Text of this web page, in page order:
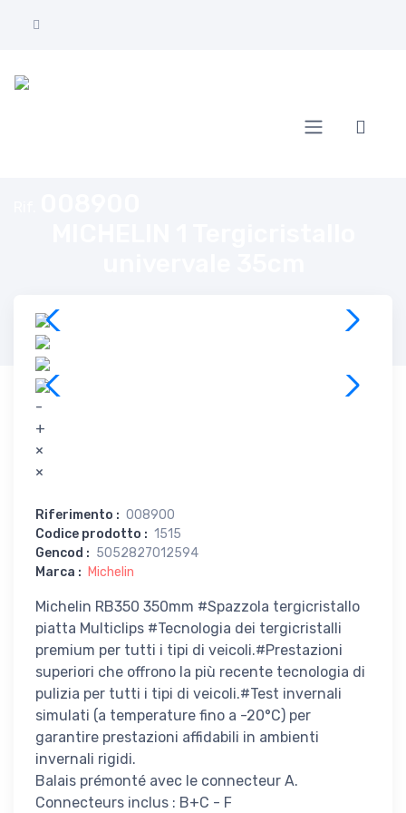
-
+
×
×
Riferimento : 008900
Codice prodotto : 1515
Gencod : 5052827012594
Marca : Michelin
Michelin RB350 350mm #Spazzola tergicristallo
piatta Multiclips #Tecnologia dei tergicristalli
premium per tutti i tipi di veicoli.#Prestazioni
superiori che offrono la più recente tecnologia di
pulizia per tutti i tipi di veicoli.#Test invernali
simulati (a temperature fino a -20°C) per
garantire prestazioni affidabili in ambienti
invernali rigidi.
Balais prémonté avec le connecteur A.
Connecteurs inclus : B+C - F